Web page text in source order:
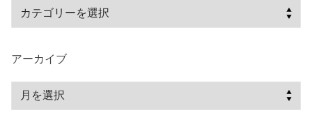
アーカイブ